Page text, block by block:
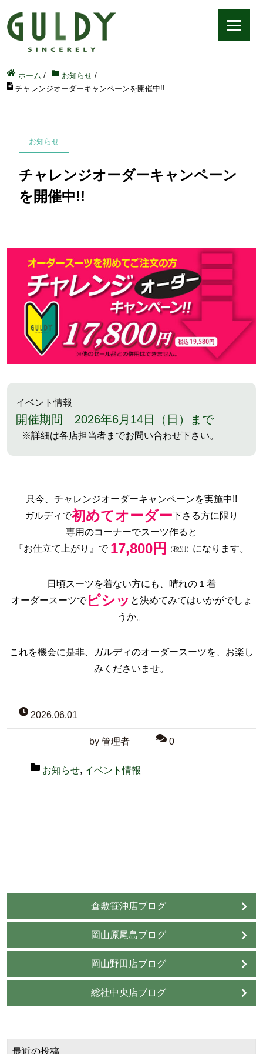
ホーム / お知らせ /
チャレンジオーダーキャンペーンを開催中!!
お知らせ
チャレンジオーダーキャンペーン
を開催中!!
イベント情報
開催期間 2026年6月14日（日）まで
※詳細は各店担当者までお問い合わせ下さい。
只今、チャレンジオーダーキャンペーンを実施中!!
ガルディで初めてオーダー下さる方に限り
専用のコーナーでスーツ作ると
『お仕立て上がり』で 17,800円 （税別） になります。
日頃スーツを着ない方にも、晴れの１着
オーダースーツでピシッ と決めてみてはいかがでしょ
うか。
これを機会に是非、ガルディのオーダースーツを、お楽し
みくださいませ。
2026.06.01
by 管理者 0
お知らせ, イベント情報
倉敷笹沖店ブログ
岡山原尾島ブログ
岡山野田店ブログ
総社中央店ブログ
最近の投稿